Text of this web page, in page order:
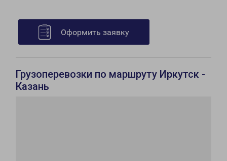
Оформить заявку
Грузоперевозки по маршруту Иркутск -
Казань